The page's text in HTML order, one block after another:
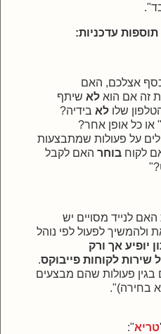
עדכניות:
אצלכם, האם
זה אם הוא לא שיתף
שלו לא בידיה?
או כל אופן אחר?
על פעולות שמתבצעות
לקוח בוחר האם לקבל
?"
לנייד מסויים יש
ולהמשיך לפעול לפי נוהל
יופיע אך ורק
שירות לקוחות פייבוקס.
בגין פעולות שהם מבצעים
בחירה)".
טריא":